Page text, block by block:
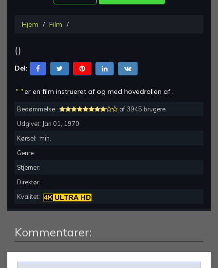
Hjem Film
()
Del:
" "er en film instrueret af og med hovedrollen af .
Bedømmelse :
af 3945 brugere
Udgivet: Jan 01, 1970
Kørsel: min.
Genre:
Stjerner:
Direktør:
Kvalitet:
Kommentarer: